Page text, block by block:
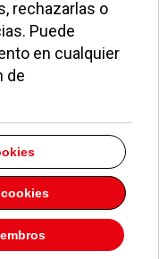
13 OCTUBRE 2022